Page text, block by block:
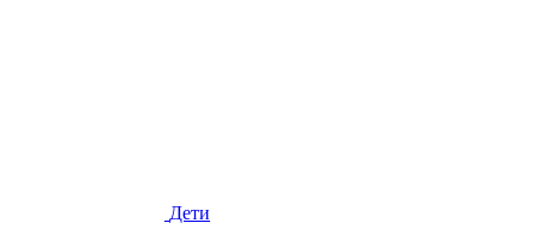
Дети